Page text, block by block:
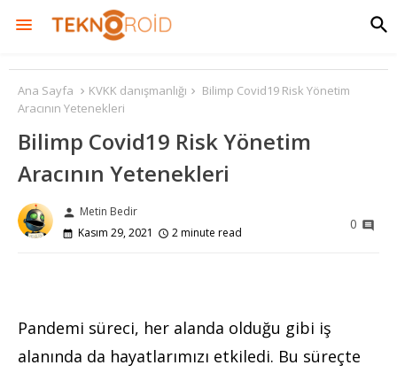
Ana Sayfa KVKK danışmanlığı
Bilimp Covid19 Risk Yönetim
Aracının Yetenekleri
Bilimp Covid19 Risk Yönetim
Aracının Yetenekleri
person Metin Bedir
Kasım 29, 2021
2 minute read
0
Pandemi süreci, her alanda olduğu gibi iş
alanında da hayatlarımızı etkiledi. Bu süreçte